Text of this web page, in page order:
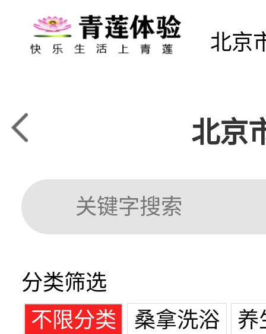
北京
北京
分类筛选
不限分类
桑拿洗浴
养